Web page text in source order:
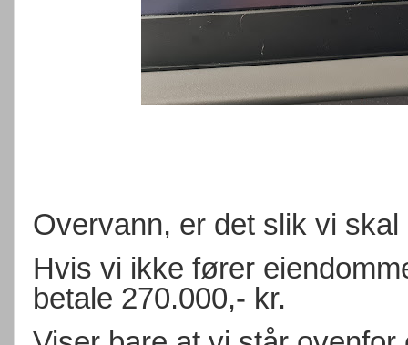
Overvann, er det slik vi skal
Hvis vi ikke fører
betale 270.000,- kr.